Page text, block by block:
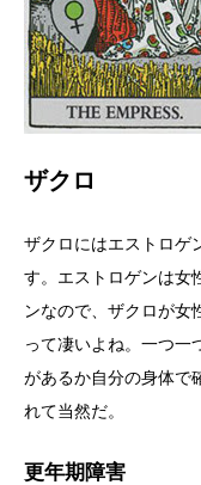
ザクロ
ザクロにはエストロゲ
す。エストロゲンは女
ンなので、ザクロが女
って凄いよね。一つ一
があるか自分の身体で
れて当然だ。
更年期障害